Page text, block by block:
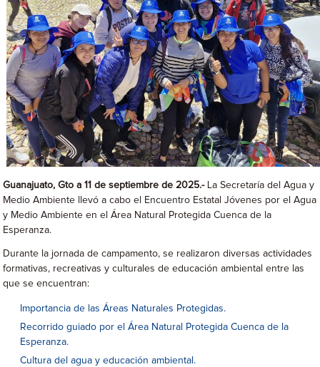
Guanajuato, Gto a 11 de septiembre de 2025.-La Secretaría del Agua y
Medio Ambiente llevó a cabo el Encuentro Estatal Jóvenes por el Agua
y Medio Ambiente en el Área Natural Protegida Cuenca de la
Esperanza.
Durante la jornada de campamento, se realizaron diversas actividades
formativas, recreativas y culturales de educación ambiental entre las
que se encuentran:
Importancia de las Áreas Naturales Protegidas.
Recorrido guiado por el Área Natural Protegida Cuenca de la
Esperanza.
Cultura del agua y educación ambiental.